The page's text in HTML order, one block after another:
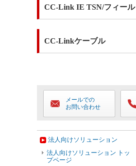
CC-Link IE TSN/フィー
CC-Linkケーブル
メールでの
お問い合わせ
法人向けソリューション
法人向けソリューション トッ
プページ